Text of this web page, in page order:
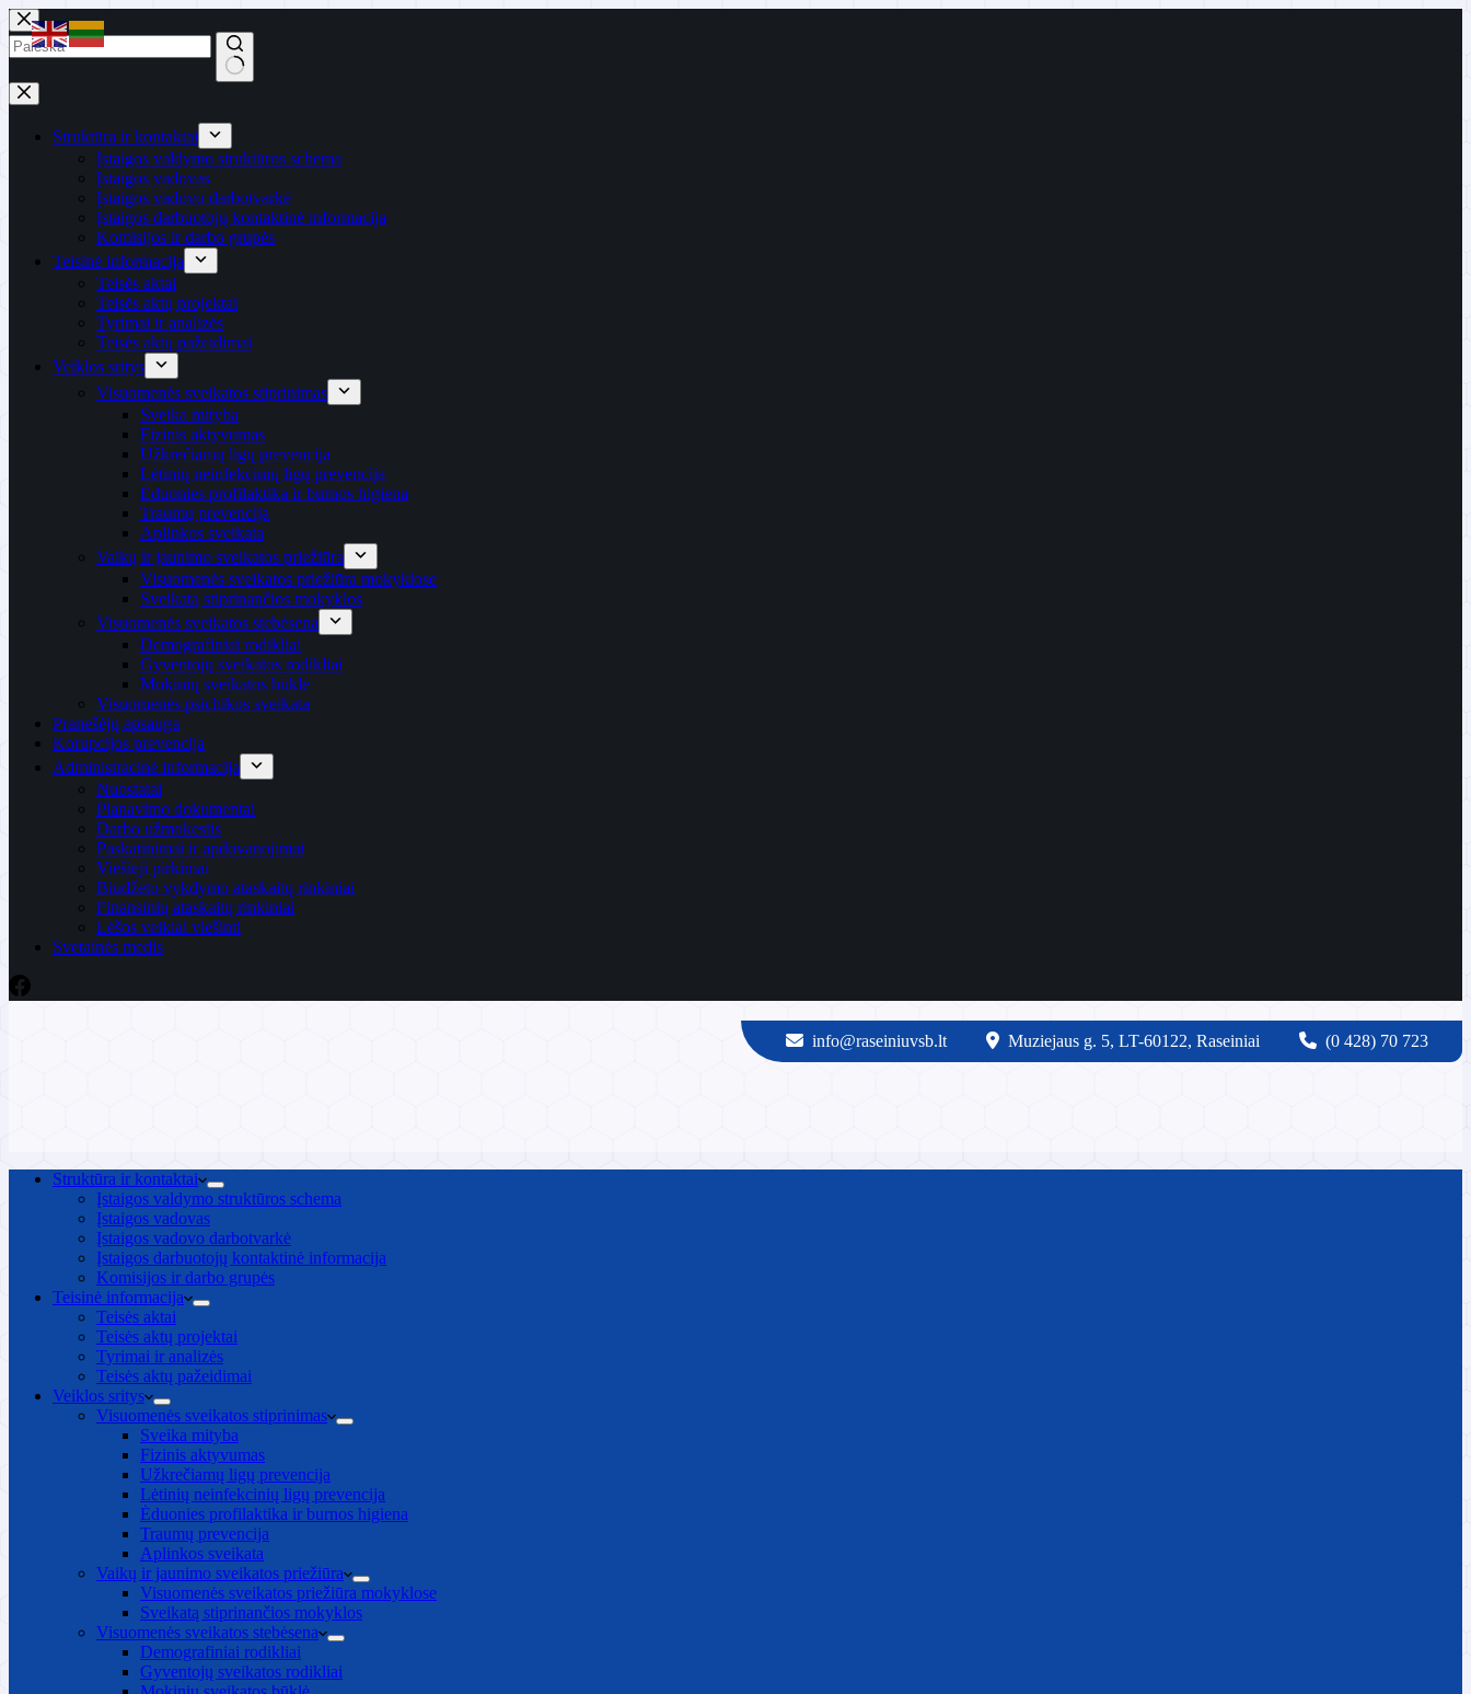
Skip
to
content
No
results
Struktūra ir kontaktai
Įstaigos valdymo struktūros schema
Įstaigos vadovas
Įstaigos vadovo darbotvarkė
Įstaigos darbuotojų kontaktinė informacija
Komisijos ir darbo grupės
Teisinė informacija
Teisės aktai
Teisės aktų projektai
Tyrimai ir analizės
Teisės aktų pažeidimai
Veiklos sritys
Visuomenės sveikatos stiprinimas
Sveika mityba
Fizinis aktyvumas
Užkrečiamų ligų prevencija
Lėtinių neinfekcinių ligų prevencija
Ėduonies profilaktika ir burnos higiena
Traumų prevencija
Aplinkos sveikata
Vaikų ir jaunimo sveikatos priežiūra
Visuomenės sveikatos priežiūra mokyklose
Sveikatą stiprinančios mokyklos
Visuomenės sveikatos stebėsena
Demografiniai rodikliai
Gyventojų sveikatos rodikliai
Mokinių sveikatos būklė
Visuomenės psichikos sveikata
Pranešėjų apsauga
Korupcijos prevencija
Administracinė informacija
Nuostatai
Planavimo dokumentai
Darbo užmokestis
Paskatinimai ir apdovanojimai
Viešieji pirkimai
Biudžeto vykdymo ataskaitų rinkiniai
Finansinių ataskaitų rinkiniai
Lėšos veiklai viešinti
Svetainės medis
info@raseiniuvsb.lt Muziejaus g. 5, LT-60122, Raseiniai (0 428) 70 723
Struktūra ir kontaktai
Įstaigos valdymo struktūros schema
Įstaigos vadovas
Įstaigos vadovo darbotvarkė
Įstaigos darbuotojų kontaktinė informacija
Komisijos ir darbo grupės
Teisinė informacija
Teisės aktai
Teisės aktų projektai
Tyrimai ir analizės
Teisės aktų pažeidimai
Veiklos sritys
Visuomenės sveikatos stiprinimas
Sveika mityba
Fizinis aktyvumas
Užkrečiamų ligų prevencija
Lėtinių neinfekcinių ligų prevencija
Ėduonies profilaktika ir burnos higiena
Traumų prevencija
Aplinkos sveikata
Vaikų ir jaunimo sveikatos priežiūra
Visuomenės sveikatos priežiūra mokyklose
Sveikatą stiprinančios mokyklos
Visuomenės sveikatos stebėsena
Demografiniai rodikliai
Gyventojų sveikatos rodikliai